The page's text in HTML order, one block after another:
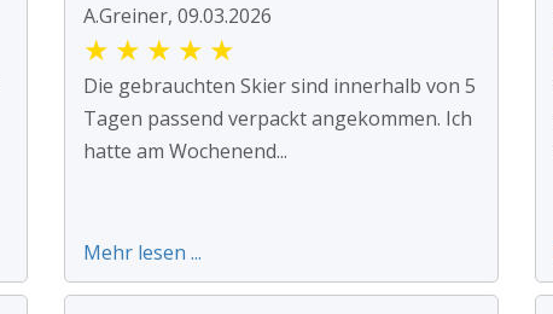
A.Greiner, 09.03.2026
★ ★ ★ ★ ★
Die gebrauchten Skier sind innerhalb von 5
Tagen passend verpackt angekommen. Ich
hatte am Wochenend...
Mehr lesen ...